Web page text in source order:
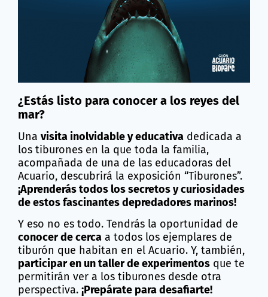
¿Estás listo para conocer a los reyes del
mar?
Una visita inolvidable y educativa dedicada a
los tiburones en la que toda la familia,
acompañada de una de las educadoras del
Acuario, descubrirá la exposición “Tiburones”.
¡Aprenderás todos los secretos y curiosidades
de estos fascinantes depredadores marinos!
Y eso no es todo. Tendrás la oportunidad de
conocer de cerca a todos los ejemplares de
tiburón que habitan en el Acuario. Y, también,
participar en un taller de experimentos que te
permitirán ver a los tiburones desde otra
perspectiva. ¡Prepárate para desafiarte!